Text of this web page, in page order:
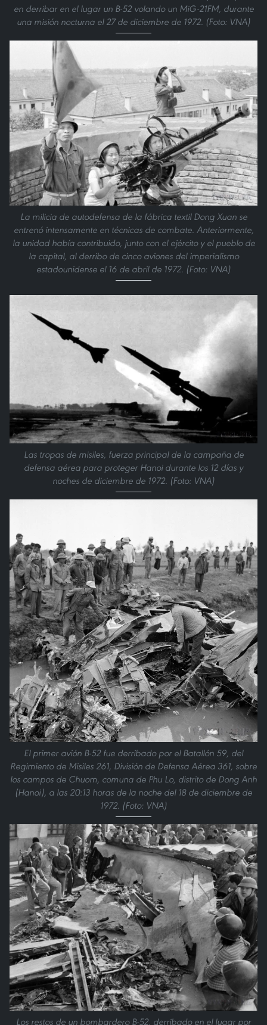
en derribar en el lugar un B-52 volando un MiG-21FM, durante
una misión nocturna el 27 de diciembre de 1972. (Foto: VNA)
La milicia de autodefensa de la fábrica textil Dong Xuan se
entrenó intensamente en técnicas de combate. Anteriormente,
la unidad había contribuido, junto con el ejército y el pueblo de
la capital, al derribo de cinco aviones del imperialismo
estadounidense el 16 de abril de 1972. (Foto: VNA)
Las tropas de misiles, fuerza principal de la campaña de
defensa aérea para proteger Hanoi durante los 12 días y
noches de diciembre de 1972. (Foto: VNA)
El primer avión B-52 fue derribado por el Batallón 59, del
Regimiento de Misiles 261, División de Defensa Aérea 361, sobre
los campos de Chuom, comuna de Phu Lo, distrito de Dong Anh
(Hanoi), a las 20:13 horas de la noche del 18 de diciembre de
1972. (Foto: VNA)
Los restos de un bombardero B-52, derribado en el lugar por